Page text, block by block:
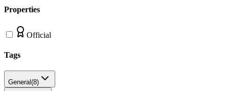
Properties
Official
Tags
General(8)